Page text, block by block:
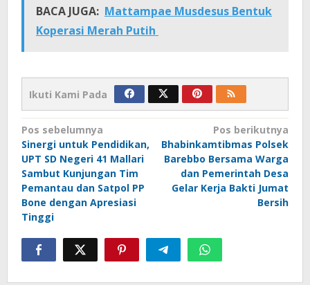
BACA JUGA: Mattampae Musdesus Bentuk
Koperasi Merah Putih
Ikuti Kami Pada
Navigasi
pos
Pos sebelumnya
Sinergi untuk Pendidikan,
UPT SD Negeri 41 Mallari
Sambut Kunjungan Tim
Pemantau dan Satpol PP
Bone dengan Apresiasi
Tinggi
Pos berikutnya
Bhabinkamtibmas Polsek
Barebbo Bersama Warga
dan Pemerintah Desa
Gelar Kerja Bakti Jumat
Bersih